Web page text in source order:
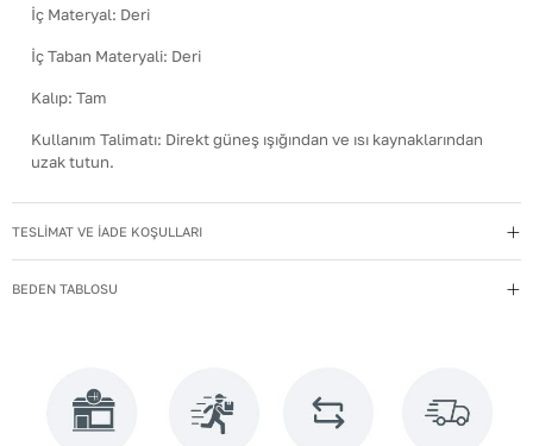
İç Materyal: Deri
İç Taban Materyali: Deri
Kalıp: Tam
Kullanım Talimatı: Direkt güneş ışığından ve ısı kaynaklarından
uzak tutun.
Materyal:Hakiki Deri
Taban Materyali
Yıkama Talimatı
Deri ayakkabılarınızı yumuşak bir fırçayla tozdan
arındırın. Hafif nemli bezle silin, doğal olarak kurumasını
TESLİMAT VE İADE KOŞULLARI
BEDEN TABLOSU